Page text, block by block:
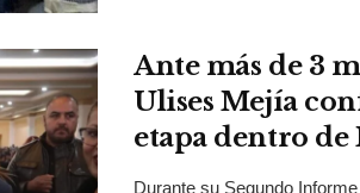
Ante más de 3
Ulises Mejía
etapa dentro de
Durante su Segundo